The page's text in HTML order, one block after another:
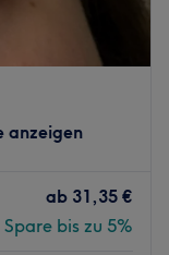
und deine Haut
strahlendes
und lang
vom Studio
steht das
anzeigen
ab 31,35 €
Spare bis zu 5%